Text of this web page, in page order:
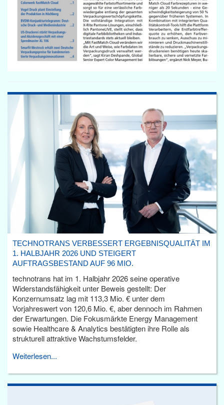
TECHNOTRANS VERBESSERT ERGEBNISQUALITÄT IM
1. HALBJAHR 2026 UND STEIGERT
AUFTRAGSBESTAND AUF 96 MIO.
technotrans hat im 1. Halbjahr 2026 seine operative
Widerstandsfähigkeit unter Beweis gestellt: Der
Konzernumsatz lag mit 113,3 Mio. € unter dem
Vorjahreswert von 120,6 Mio. €, aber dennoch im Rahmen
der Erwartungen. Die Fokusmärkte Energy Management
sowie Healthcare & Analytics bestätigten ihre Rolle als
strukturell attraktive Wachstumsfelder.
Weiterlesen...